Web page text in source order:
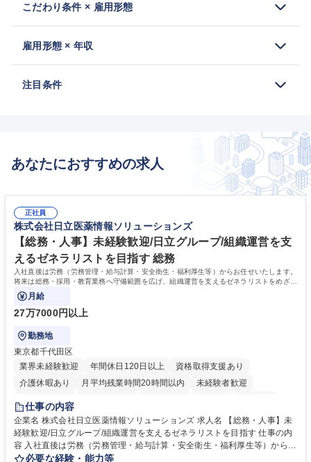
こだわり条件 × 雇用形態
雇用形態 × 年収
注目条件
あなたにおすすめの求人
正社員
株式会社日立医薬情報ソリューションズ
【総務・人事】未経験歓迎/日立グループ/組織運営を支
えるゼネラリストを目指す 総務
入社直後は労務（労務管理・給与計算・安全衛生・福利厚生等）からお任せいたします。
将来は総務・採用・教育業務へ守備範囲を広げ、組織運営を支えるゼネラリストをめざせ
ます。
月給
27万7000円以上
勤務地
東京都千代田区
業界未経験歓迎
年間休日120日以上
資格取得支援あり
介護休暇あり
月平均残業時間20時間以内
未経験者歓迎
住宅手当あり
育休あり
完全週休2日制 交通費支給 土日祝休み 寮・社宅あり
仕事の内容
企業名 株式会社日立医薬情報ソリューションズ 求人名 【総務・人事】未
経験歓迎/日立グループ/組織運営を支えるゼネラリストを目指す 仕事の内
容 入社直後は労務（労務管理・給与計算・安全衛生・福利厚生等）からお
任せいたします。将来は総務・採用・教育業務へ守備範囲を広げ、組織運
必要な経験・能力等